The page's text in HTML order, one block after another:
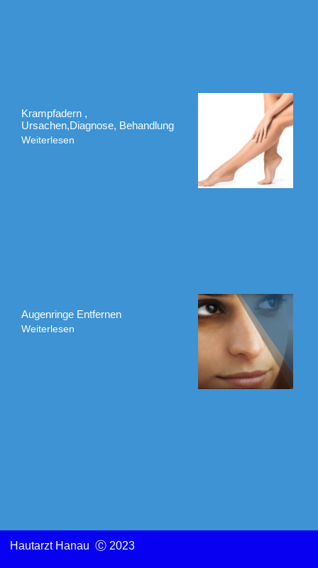
Krampfadern ,
Ursachen,Diagnose, Behandlung
Weiterlesen
Augenringe Entfernen
Weiterlesen
Hautarzt Hanau Ⓒ 2023